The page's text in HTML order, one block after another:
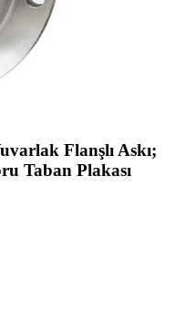
Flanşlı Askı;
Taban Plakası